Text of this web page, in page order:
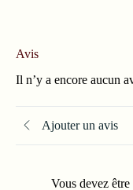
Avis
Il n’y a encore aucun
Ajouter un avis
Vous devez